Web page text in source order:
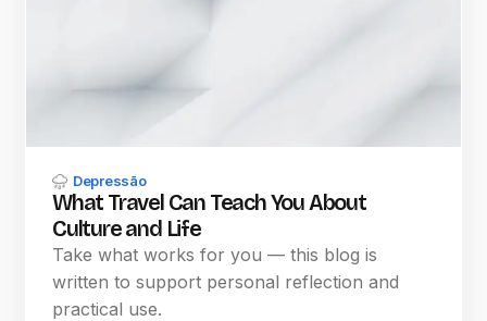
Depressão
What Travel Can Teach You About
Culture and Life
Take what works for you — this blog is
written to support personal reflection and
practical use.